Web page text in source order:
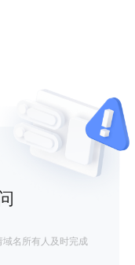
名所有人及时完成